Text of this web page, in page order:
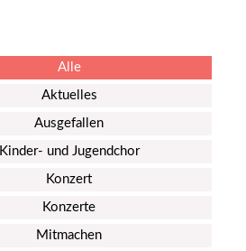
Alle
Aktuelles
Ausgefallen
Kinder- und Jugendchor
Konzert
Konzerte
Mitmachen